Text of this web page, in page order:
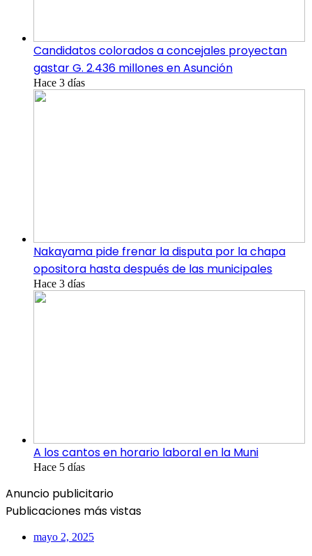
Candidatos colorados a concejales proyectan
gastar G. 2.436 millones en Asunción
Hace 3 días
Nakayama pide frenar la disputa por la chapa
opositora hasta después de las municipales
Hace 3 días
A los cantos en horario laboral en la Muni
Hace 5 días
Anuncio publicitario
Publicaciones más vistas
mayo 2, 2025